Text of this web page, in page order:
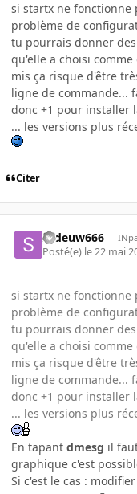
si startx ne fonctionne
problème de
tu pourrais donner
qu'elle a choisi comme
mis ça risque d'être
ligne de commande...
donc +1 pour installer
... les versions plus
Citer
sedeuw666
Posté(e) le 22 mai
si startx ne fonctionne
problème de
tu pourrais donner
qu'elle a choisi comme
mis ça risque d'être
ligne de commande...
donc +1 pour installer
... les versions plus
En tapant dmesg il
graphique c'est
Si c'est le cas :